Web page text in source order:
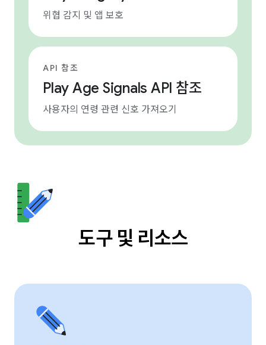
위협 감지 및 앱 보호
API 참조
Play Age Signals API 참조
사용자의 연령 관련 신호 가져오기
도구 및 리소스